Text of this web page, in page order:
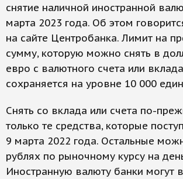
снятие наличной иностранной
марта 2023 года. Об этом
на сайте Центробанка. Лимит на
сумму, которую можно снять в
евро с валютного счета или
сохраняется на уровне 10 000
Снять со вклада или счета по-
только те средства, которые
9 марта 2022 года. Остальные
рублях по рыночному курсу на
Иностранную валюту банки могут